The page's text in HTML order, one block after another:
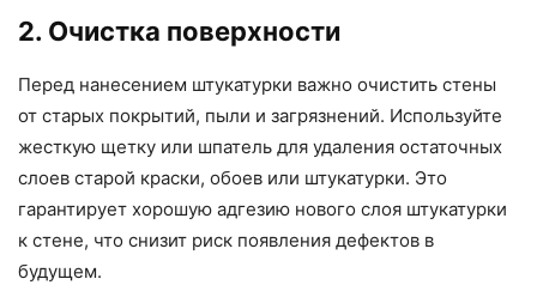
2. Очистка поверхности
Перед нанесением штукатурки важно очистить стены
от старых покрытий, пыли и загрязнений. Используйте
жесткую щетку или шпатель для удаления остаточных
слоев старой краски, обоев или штукатурки. Это
гарантирует хорошую адгезию нового слоя штукатурки
к стене, что снизит риск появления дефектов в
будущем.